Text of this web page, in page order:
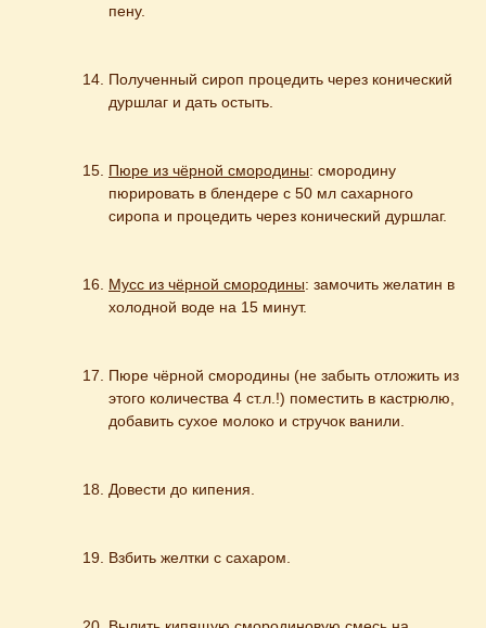
пену.
Полученный сироп процедить через конический
дуршлаг и дать остыть.
Пюре из чёрной смородины: смородину
пюрировать в блендере с 50 мл сахарного
сиропа и процедить через конический дуршлаг.
Мусс из чёрной смородины: замочить желатин в
холодной воде на 15 минут.
Пюре чёрной смородины (не забыть отложить из
этого количества 4 ст.л.!) поместить в кастрюлю,
добавить сухое молоко и стручок ванили.
Довести до кипения.
Взбить желтки с сахаром.